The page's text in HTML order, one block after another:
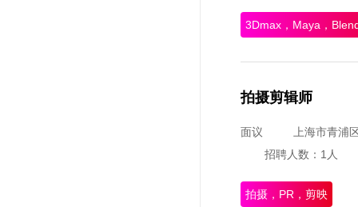
3Dmax，Maya，
拍摄剪辑师
面议
上海市青浦
招聘人数：1人
拍摄，PR，剪映